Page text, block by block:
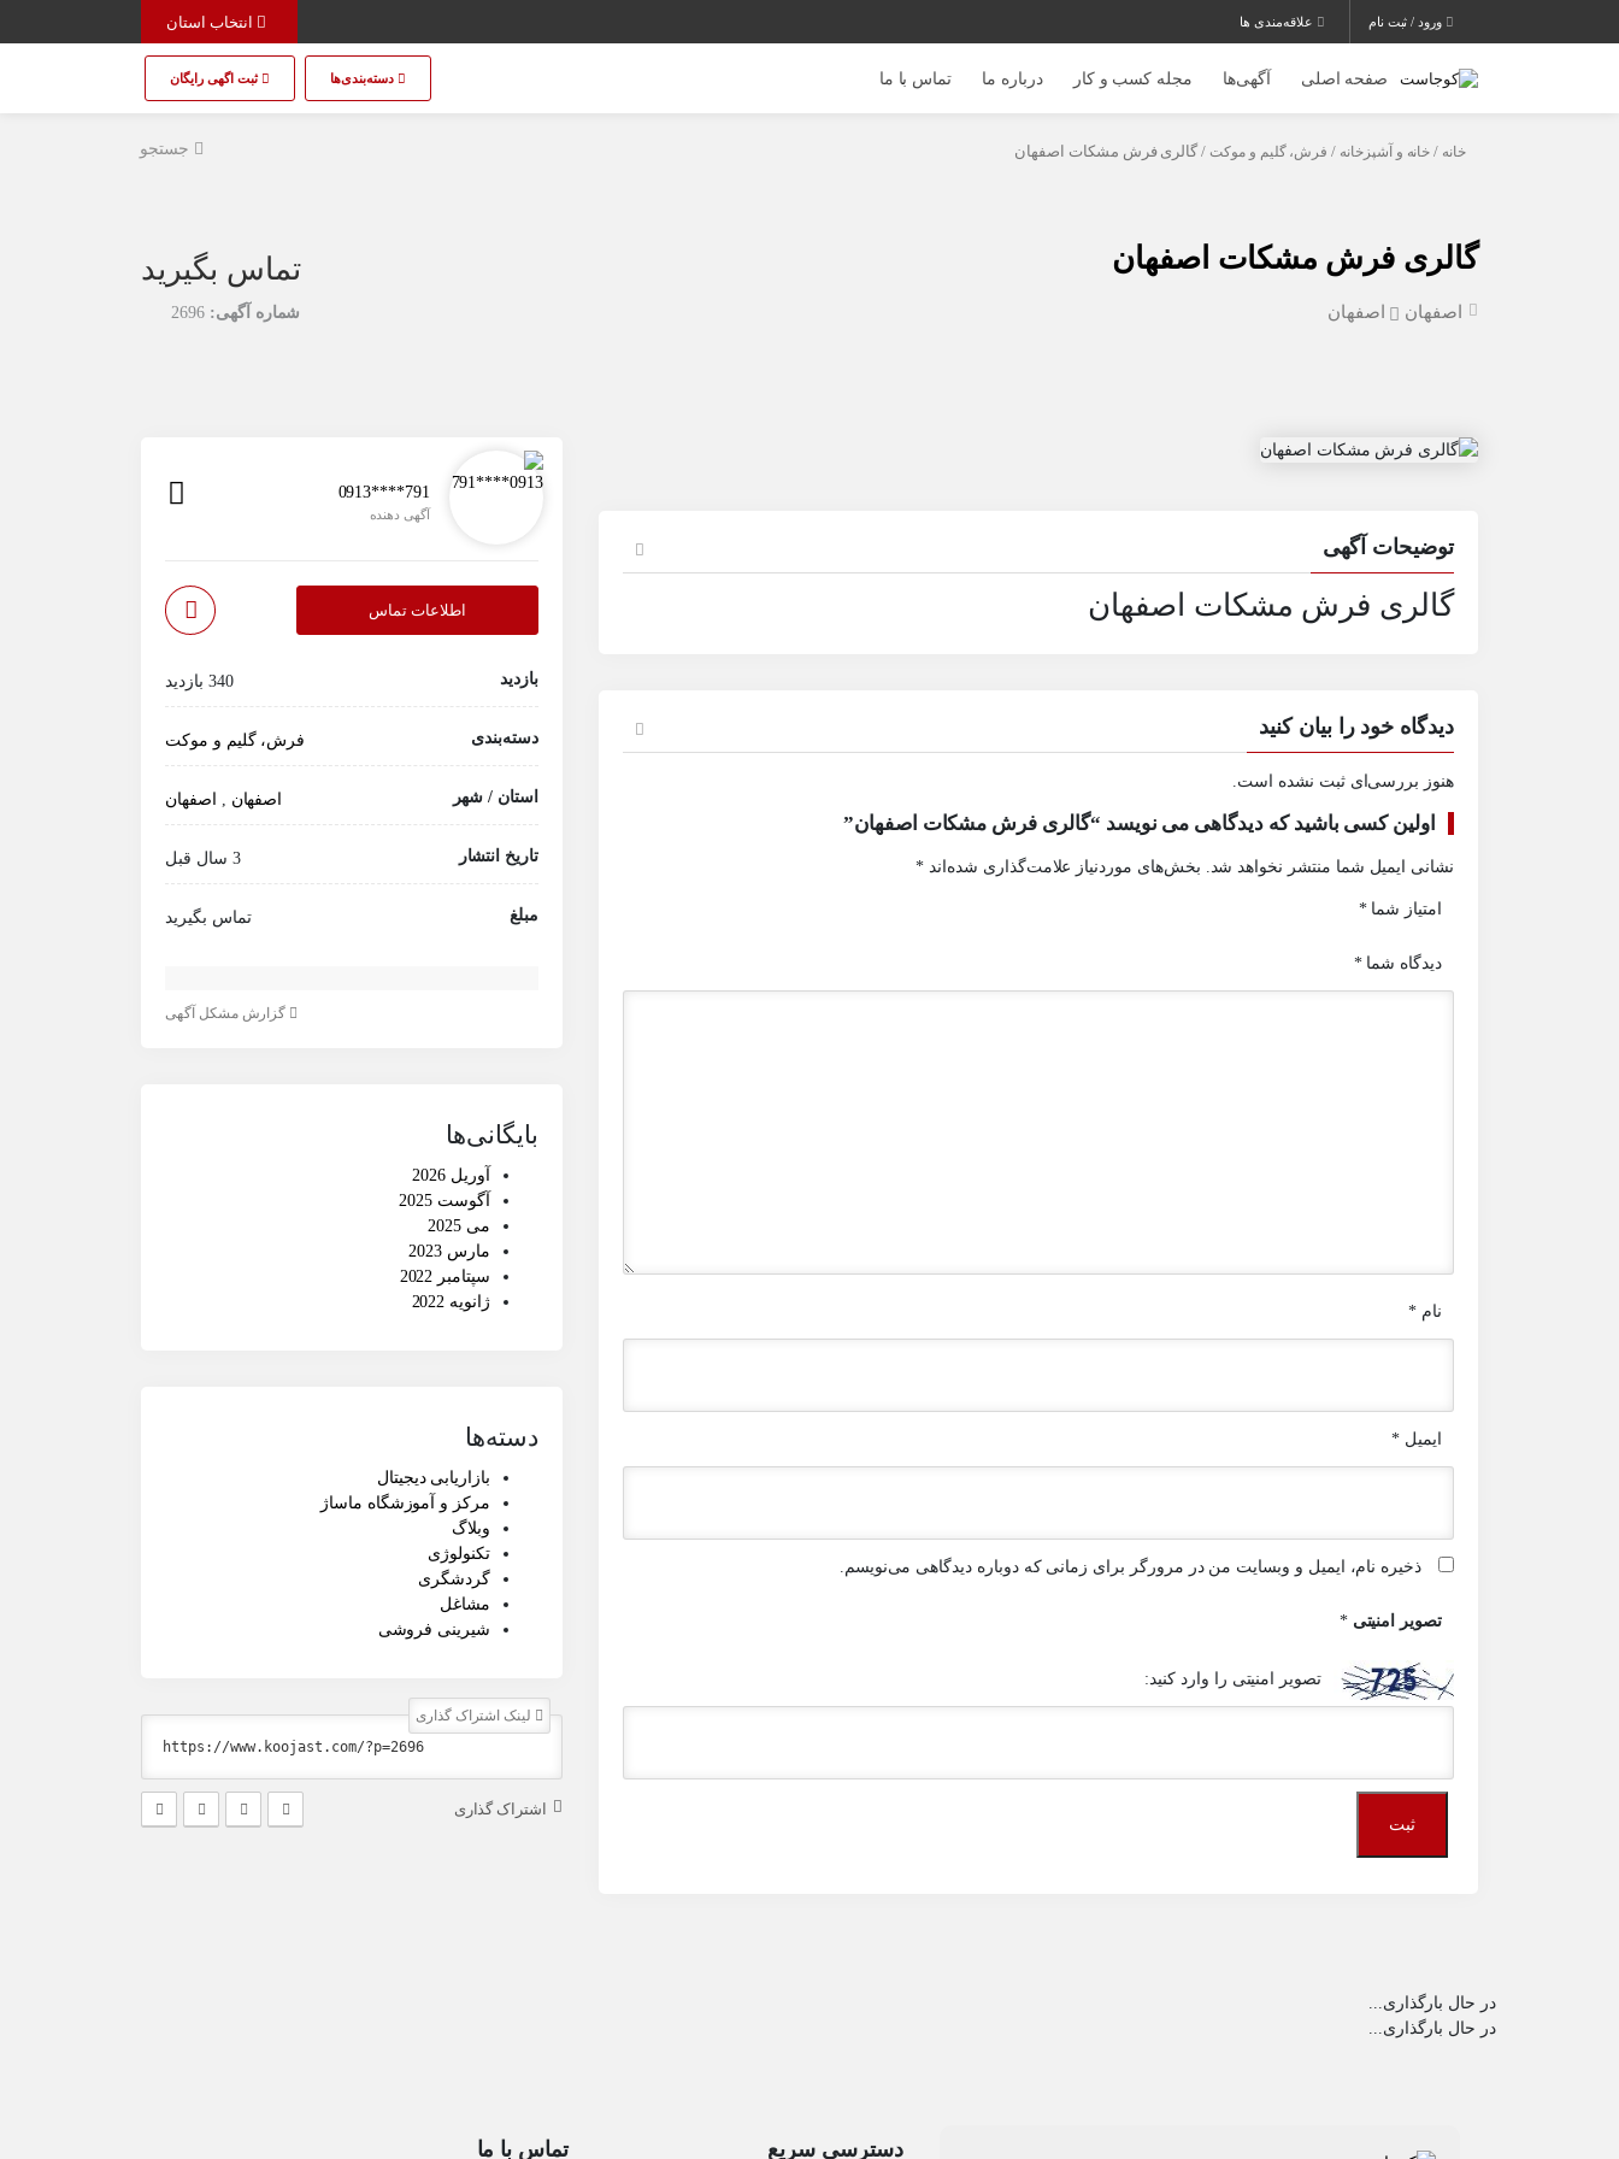
ورود / ثبت نام علاقه‌مندی ها
صفحه اصلی آگهی‌ها مجله کسب و کار درباره ما تماس با ما دسته‌بندی‌ها ثبت اگهی رایگان
جستجو خانه / خانه و آشپزخانه / فرش، گلیم و موکت/ گالری فرش مشکات اصفهان
گالری فرش مشکات اصفهان
اصفهان اصفهان
تماس بگیرید
شماره آگهی: 2696
توضیحات آگهی
گالری فرش مشکات اصفهان
دیدگاه خود را بیان کنید
هنوز بررسی‌ای ثبت نشده است.
اولین کسی باشید که دیدگاهی می نویسد “گالری فرش مشکات اصفهان”
نشانی ایمیل شما منتشر نخواهد شد. بخش‌های موردنیاز علامت‌گذاری شده‌اند *
امتیاز شما*
دیدگاه شما*
نام *
ایمیل *
ذخیره نام، ایمیل و وبسایت من در مرورگر برای زمانی که دوباره دیدگاهی می‌نویسم.
تصویر امنیتی*
تصویر امنیتی را وارد کنید:
0913****791
آگهی دهنده
اطلاعات تماس
بازدید 340 بازدید
دسته‌بندی فرش، گلیم و موکت
استان / شهر اصفهان اصفهان
تاریخ انتشار 3 سال قبل
مبلغ تماس بگیرید
گزارش مشکل آگهی
بایگانی‌ها
آوریل 2026
آگوست 2025
می 2025
مارس 2023
سپتامبر 2022
ژانویه 2022
دسته‌ها
بازاریابی دیجیتال
مرکز و آموزشگاه ماساژ
وبلاگ
تکنولوژی
گردشگری
مشاغل
شیرینی فروشی
لینک اشتراک گذاری
اشتراک گذاری
در حال بارگذاری...
در حال بارگذاری...
دسترسی سریع تماس با ما